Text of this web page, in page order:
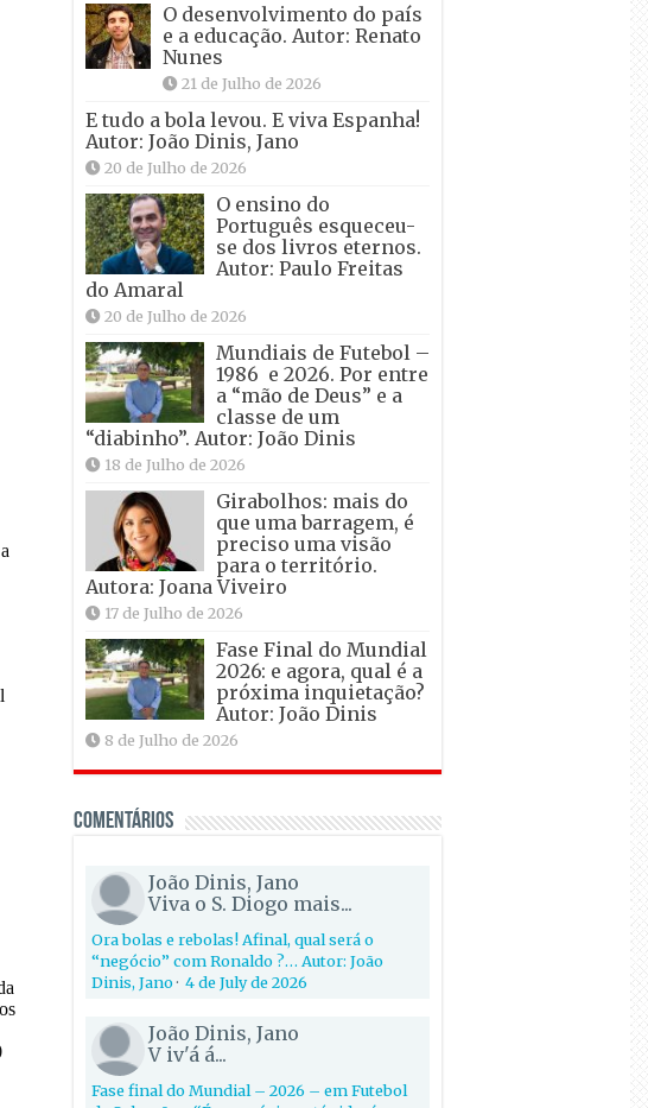
O desenvolvimento do país
e a educação. Autor: Renato
Nunes
21 de Julho de 2026
E tudo a bola levou. E viva Espanha!
Autor: João Dinis, Jano
20 de Julho de 2026
O ensino do
Português esqueceu-
se dos livros eternos.
Autor: Paulo Freitas
do Amaral
20 de Julho de 2026
Mundiais de Futebol –
1986 e 2026. Por entre
a “mão de Deus” e a
classe de um
“diabinho”. Autor: João Dinis
18 de Julho de 2026
Girabolhos: mais do
que uma barragem, é
preciso uma visão
para o território.
Autora: Joana Viveiro
17 de Julho de 2026
Fase Final do Mundial
2026: e agora, qual é a
próxima inquietação?
Autor: João Dinis
8 de Julho de 2026
Comentários
João Dinis, Jano
Viva o S. Diogo mais...
Ora bolas e rebolas! Afinal, qual será o
“negócio” com Ronaldo ?… Autor: João
Dinis, Jano· 4 de July de 2026
João Dinis, Jano
V iv'á á...
Fase final do Mundial – 2026 – em Futebol